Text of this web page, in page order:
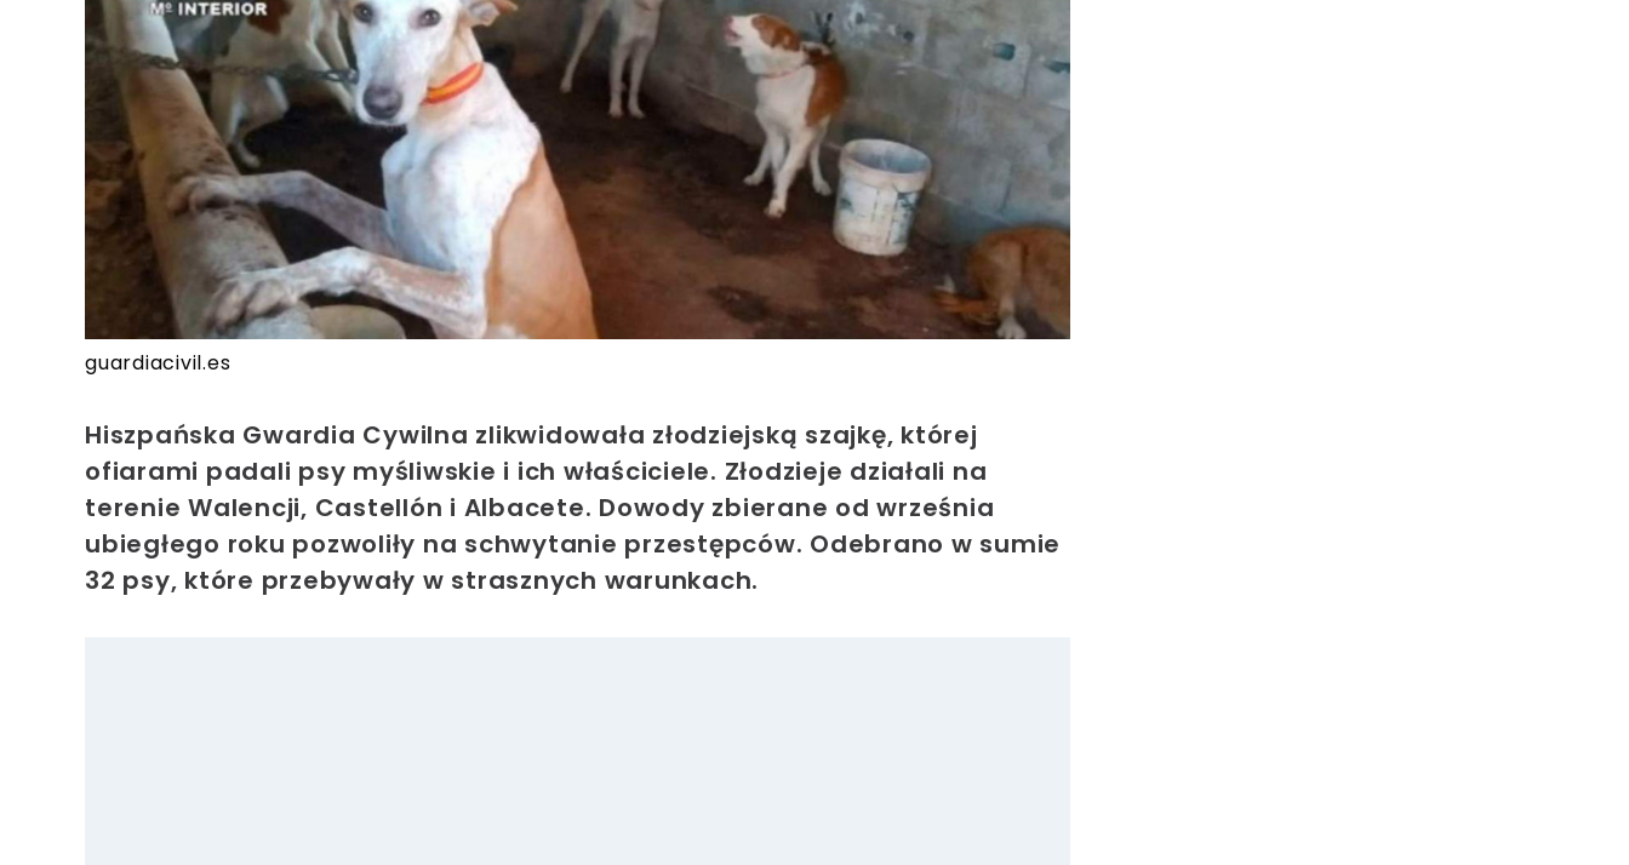
guardiacivil.es
Hiszpańska Gwardia Cywilna zlikwidowała złodziejską szajkę, której
ofiarami padali psy myśliwskie i ich właściciele. Złodzieje działali na
terenie Walencji, Castellón i Albacete. Dowody zbierane od września
ubiegłego roku pozwoliły na schwytanie przestępców. Odebrano w sumie
32 psy, które przebywały w strasznych warunkach.